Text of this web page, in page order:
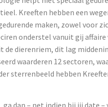
Kreeften hebben een
maken, zowel voor
onderstel vanuit gij affaire
dierenriem, dit lag
waarderen 12 sectoren,
sterrenbeeld hebben